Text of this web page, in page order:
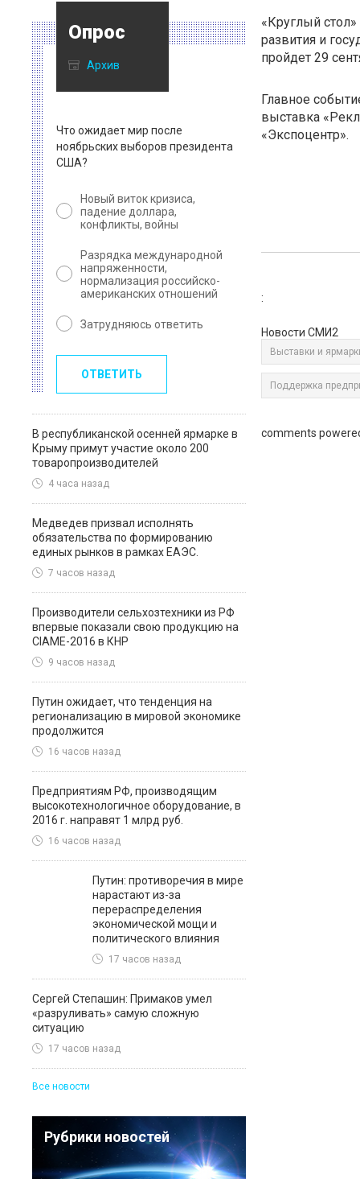
Опрос
Архив
Что ожидает мир после
ноябрьских выборов президента
США?
Новый виток кризиса,
падение доллара,
конфликты, войны
Разрядка международной
напряженности,
нормализация российско-
американских отношений
Затрудняюсь ответить
ОТВЕТИТЬ
В республиканской осенней ярмарке в
Крыму примут участие около 200
товаропроизводителей
4 часа назад
Медведев призвал исполнять
обязательства по формированию
единых рынков в рамках ЕАЭС.
7 часов назад
Производители сельхозтехники из РФ
впервые показали свою продукцию на
CIAME-2016 в КНР
9 часов назад
Путин ожидает, что тенденция на
регионализацию в мировой экономике
продолжится
16 часов назад
Предприятиям РФ, производящим
высокотехнологичное оборудование, в
2016 г. направят 1 млрд руб.
16 часов назад
Путин: противоречия в мире
нарастают из-за
перераспределения
экономической мощи и
политического влияния
17 часов назад
Сергей Степашин: Примаков умел
«разруливать» самую сложную
ситуацию
17 часов назад
Все новости
Рубрики новостей
«Круглый
развития и
пройдет 29
Главное
выставка
«Экспоцентр».
:
Новости СМИ2
Выставки и
Поддержка
comments